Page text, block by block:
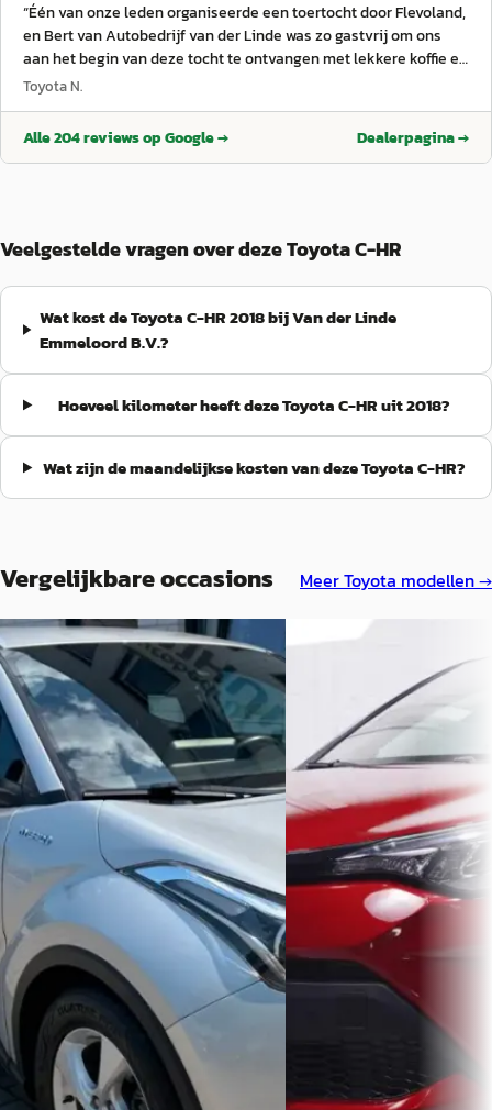
“Één van onze leden organiseerde een toertocht door Flevoland,
en Bert van Autobedrijf van der Linde was zo gastvrij om ons
aan het begin van deze tocht te ontvangen met lekkere koffie en
overheerlijk gebak van de lokale Bakker. Magazijnman Rob
helpen, mocht je ooit een probleem hebben met je Toyota.
Toyota N.
Alle204reviews op Google → Dealerpagina →
Veelgestelde vragen over deze Toyota C-HR
Wat kost de Toyota C-HR 2018 bij Van der Linde
Emmeloord B.V.?
Hoeveel kilometer heeft deze Toyota C-HR uit 2018?
Wat zijn de maandelijkse kosten van deze Toyota C-HR?
Vergelijkbare occasions MeerToyota modellen →
A
Toyota C-HR·2019
1.8 Hybrid Active / Cruise Controle /
Camera / PDC V+A / Telefoon /
Navigatie / Climate Controle /
Trekhaak
€ 17.750
v.a. € 376/mnd
Scherp geprijsd
2019 · 121.522 km · Hybride ·
Automaat
Autobedrijf Nijhuis · Beltrum
Bekijk aanbieding →
2022
2.0 Hybrid Dynamic
Apple-carplay 18"-lmv
verlichting Camera
stoel-verwarming lane-
cruise-controle
Climate-controle
PDC v+a private
v.a. € 525/mnd
Scherp geprijsd
2022 · 80.909 km ·